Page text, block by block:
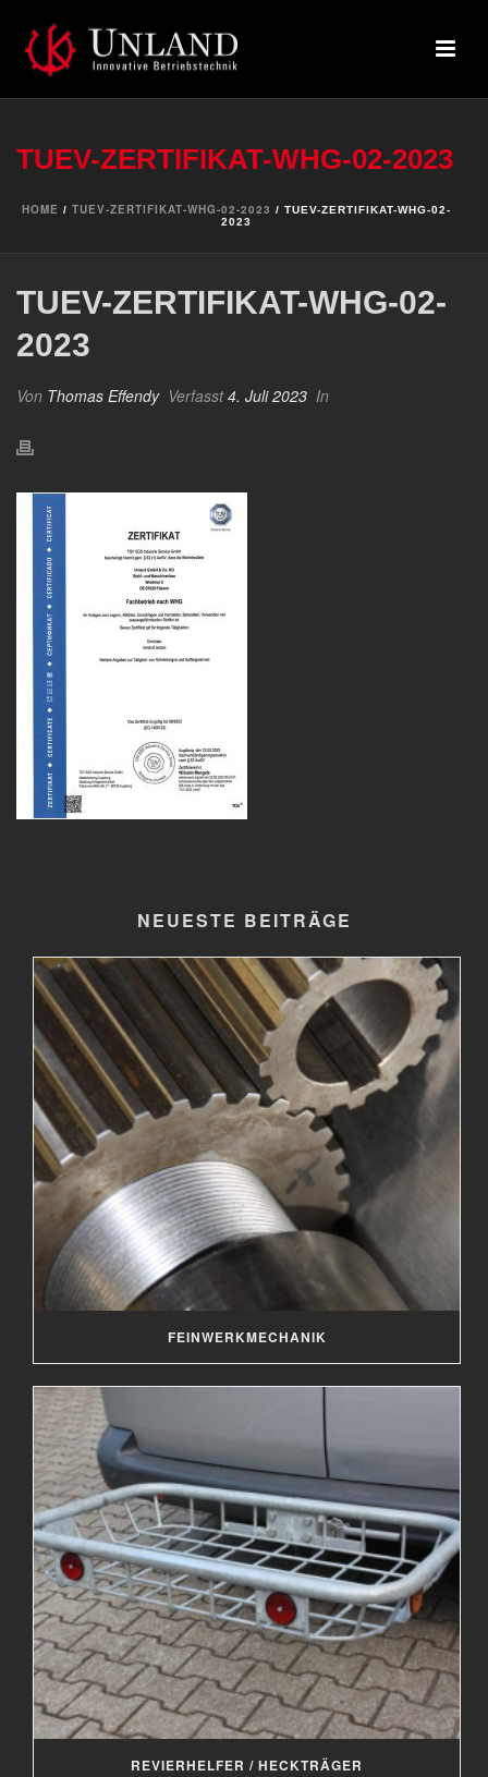
TUEV-ZERTIFIKAT-WHG-02-2023
HOME / TUEV-ZERTIFIKAT-WHG-02-2023 / TUEV-ZERTIFIKAT-WHG-02-
2023
TUEV-ZERTIFIKAT-WHG-02-
2023
Von Thomas Effendy Verfasst4. Juli 2023 In
NEUESTE BEITRÄGE
FEINWERKMECHANIK
REVIERHELFER / HECKTRÄGER